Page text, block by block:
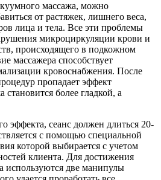
массажа, можно
от растяжек, лишнего веса,
лица и тела. Все эти проблемы
микроциркуляции крови и
происходящего в подкожном
массажера способствует
кровоснабжения. После
пропадает эффект
более гладкой, а
эффекта, сеанс должен длиться 20-
с помощью специальной
которой выбирается с учетом
клиента. Для достижения
используются две манипулы